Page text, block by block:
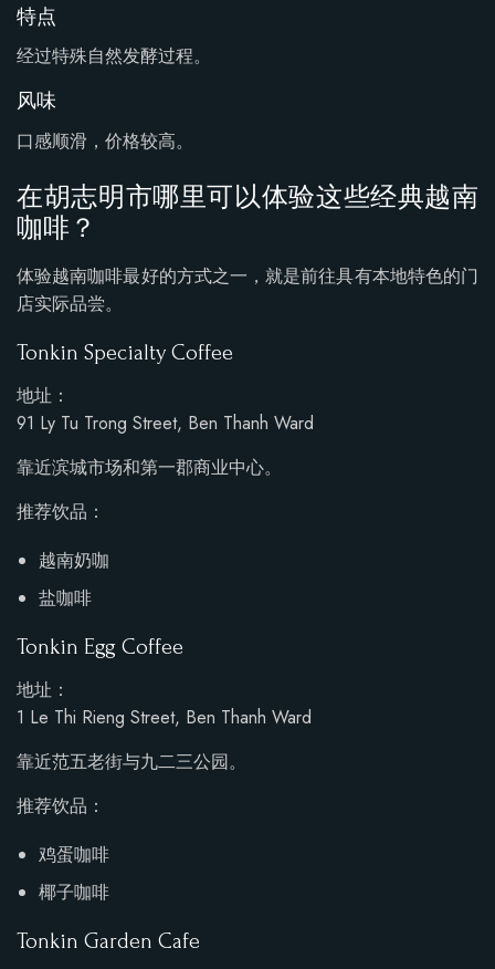
特点
经过特殊自然发酵过程。
风味
口感顺滑，价格较高。
在胡志明市哪里可以体验这些经典越南
咖啡？
体验越南咖啡最好的方式之一，就是前往具有本地特色的门
店实际品尝。
Tonkin Specialty Coffee
地址：
91 Ly Tu Trong Street, Ben Thanh Ward
靠近滨城市场和第一郡商业中心。
推荐饮品：
越南奶咖
盐咖啡
Tonkin Egg Coffee
地址：
1 Le Thi Rieng Street, Ben Thanh Ward
靠近范五老街与九二三公园。
推荐饮品：
鸡蛋咖啡
椰子咖啡
Tonkin Garden Cafe